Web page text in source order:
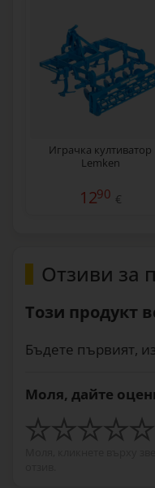
Играчка култиватор
Lemken
1290 €
Отзиви за
Този продукт
Бъдете първият,
Моля, дайте